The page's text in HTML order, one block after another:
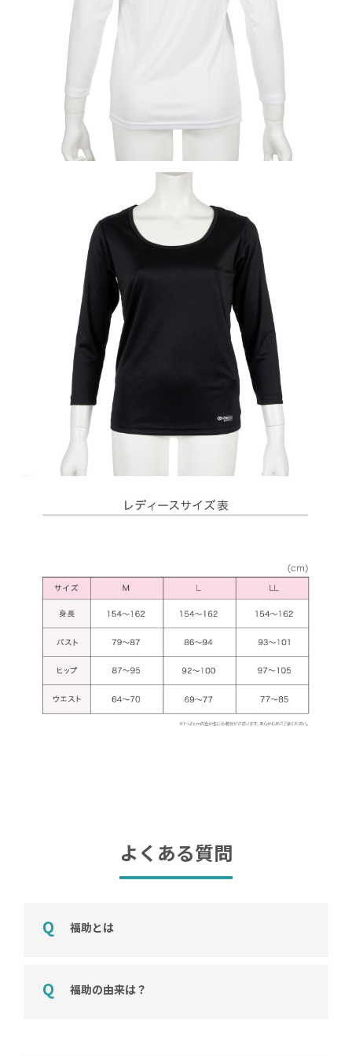
よくある質問
福助とは
福助の由来は？